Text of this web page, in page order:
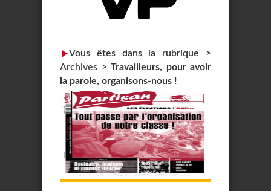
Vous êtes dans la rubrique >
Archives > Travailleurs, pour avoir
la parole, organisons-nous !